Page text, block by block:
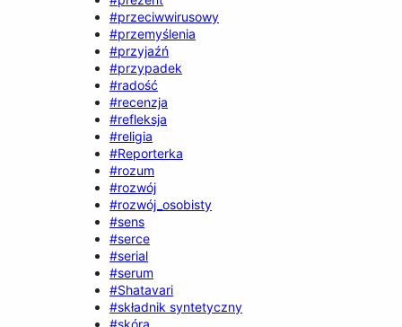
#przeciwwirusowy
#przemyślenia
#przyjaźń
#przypadek
#radość
#recenzja
#refleksja
#religia
#Reporterka
#rozum
#rozwój
#rozwój_osobisty
#sens
#serce
#serial
#serum
#Shatavari
#składnik syntetyczny
#skóra